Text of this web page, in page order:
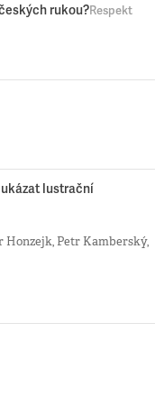
rukou?Respekt
lustrační
Honzejk, Petr Kamberský,